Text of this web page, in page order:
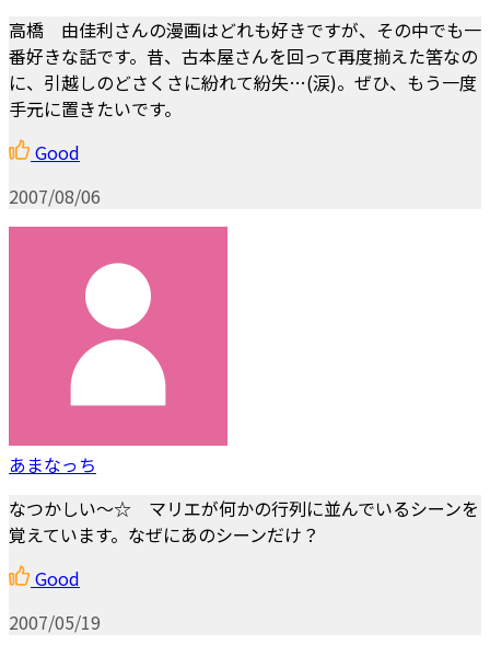
高橋 由佳利さんの漫画はどれも好きですが、その中でも一
番好きな話です。昔、古本屋さんを回って再度揃えた筈なの
に、引越しのどさくさに紛れて紛失…(涙)。ぜひ、もう一度
手元に置きたいです。
Good
2007/08/06
あまなっち
なつかしい～☆ マリエが何かの行列に並んでいるシーンを
覚えています。なぜにあのシーンだけ？
Good
2007/05/19